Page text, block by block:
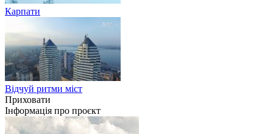
Карпати
Відчуй ритми міст
Приховати
Інформація про проєкт